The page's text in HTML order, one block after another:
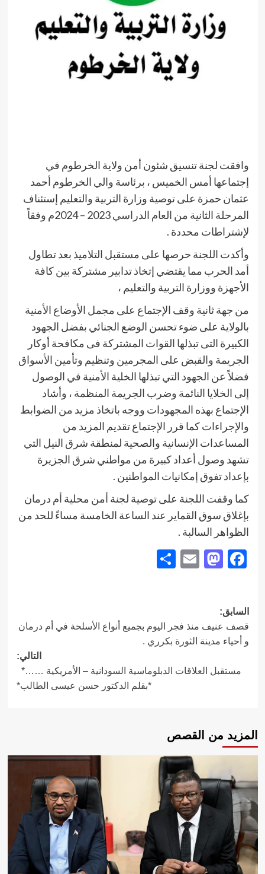
وافقت لجنة تنسيق شئون أمن ولاية الخرطوم في
إجتماعها أمس الخميس ، برئاسة والي الخرطوم أحمد
عثمان حمزة على توصية وزارة التربية والتعليم إستئناف
المرحلة الثانية من العام الدراسي 2023 – 2024م وفقاً
لإشتراطات محددة .
وأكدت اللجنة حرصها على مستقبل التلاميذ بعد تطاول
أمد الحرب مما يقتضي إتخاذ تدابير مشتركة بين كافة
الأجهزة ووزارة التربية والتعليم ،
من جهة ثانية وقف الإجتماع على مجمل الأوضاع الأمنية
بالولاية على ضوء تحسن الوضع الجنائي بفضل الجهود
الكبيرة التى تبذلها القوات المشتركة فى مكافحة أوكار
الجريمة والقبض على المجرمين وتنظيم وتأمين الأسواق
فضلاً عن الجهود التي تبذلها الخلية الأمنية في الوصول
إلى الخلايا النائمة وضرب الجريمة المنظمة ، وأشاد
الإجتماع بهذه المجهودات ووجه باتخاذ مزيد من الضوابط
والإجراءات كما قرر الإجتماع تقديم المزيد من
المساعدات الإنسانية والصحية لمنطقة شرق النيل التي
تشهد وصول أعداد كبيرة من مواطني شرق الجزيرة
بإعداد تفوق إمكانيات المواطنين .
كما وقفت اللجنة على توصية لجنة أمن محلية أم درمان
بإغلاق سوق القماير عند الساعة الخامسة مساءً للحد من
الظواهر السالبة .
Facebook
Mastodon
Email
تصفّح
المقالات
السابق:
قصف عنيف منذ فجر اليوم بجميع أنواع الأسلحة في أم درمان
و أحياء مدينة الثورة بكرري .
التالي:
مستقبل العلاقات الدبلوماسية السودانية – الأمريكية ……*
*بقلم الدكتور حسن عيسى الطالب*
المزيد من القصص